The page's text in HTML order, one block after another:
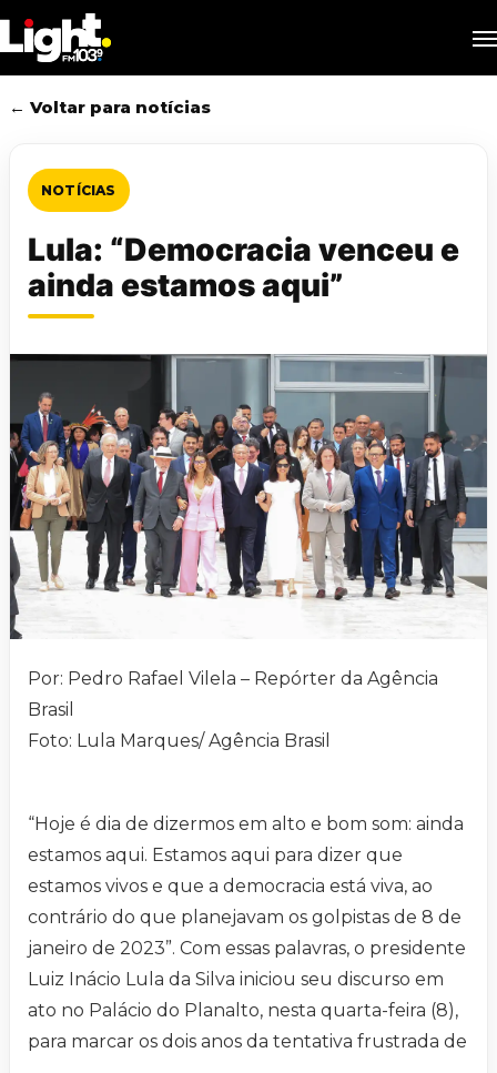
to
main
content
← Voltar para notícias
NOTÍCIAS
Lula: “Democracia venceu e
ainda estamos aqui”
Por: Pedro Rafael Vilela – Repórter da Agência
Brasil
Foto: Lula Marques/ Agência Brasil
“Hoje é dia de dizermos em alto e bom som: ainda
estamos aqui. Estamos aqui para dizer que
estamos vivos e que a democracia está viva, ao
contrário do que planejavam os golpistas de 8 de
janeiro de 2023”. Com essas palavras, o presidente
Luiz Inácio Lula da Silva iniciou seu discurso em
ato no Palácio do Planalto, nesta quarta-feira (8),
para marcar os dois anos da tentativa frustrada de